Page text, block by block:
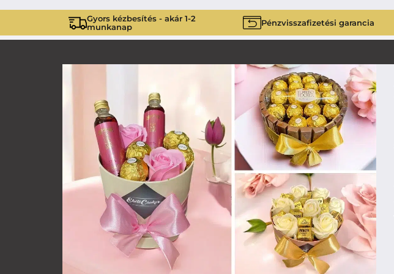
Gyors kézbesítés - akár 1-2
munkanap
Pénzvisszafizetési garancia